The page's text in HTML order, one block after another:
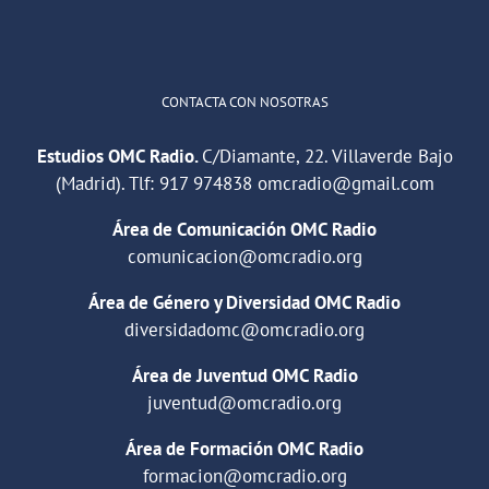
CONTACTA CON NOSOTRAS
Estudios OMC Radio.C/Diamante, 22. Villaverde Bajo
(Madrid). Tlf: 917 974838 omcradio@gmail.com
Área de Comunicación OMC Radio
comunicacion@omcradio.org
Área de Género y Diversidad OMC Radio
diversidadomc@omcradio.org
Área de Juventud OMC Radio
juventud@omcradio.org
Área de Formación OMC Radio
formacion@omcradio.org